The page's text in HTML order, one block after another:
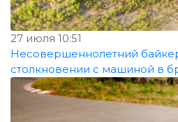
27 июля 10:51
Несовершеннолетний
столкновении с машиной в